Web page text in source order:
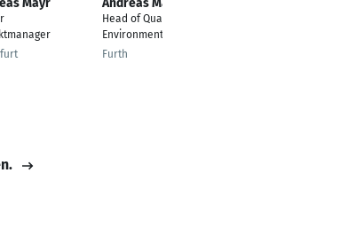
Mayr Andreas Mayr
Head of Quality &
Environment
Furth